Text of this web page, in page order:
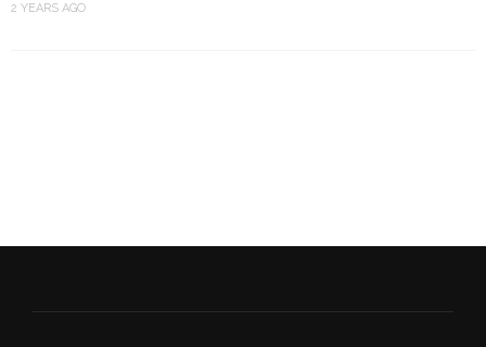
2 YEARS AGO